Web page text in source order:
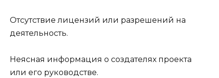
Отсутствие лицензий или разрешений на
деятельность.
Неясная информация о создателях проекта
или его руководстве.